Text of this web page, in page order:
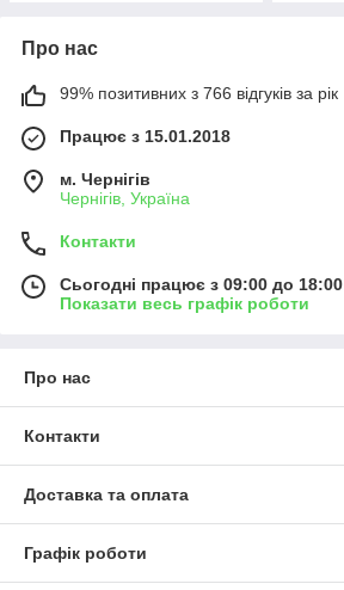
Про нас
99% позитивних з 766 відгуків за рік
Працює з 15.01.2018
м. Чернігів
Чернігів, Україна
Контакти
Сьогодні працює з 09:00 до 18:00
Показати весь графік роботи
Про нас
Контакти
Доставка та оплата
Графік роботи